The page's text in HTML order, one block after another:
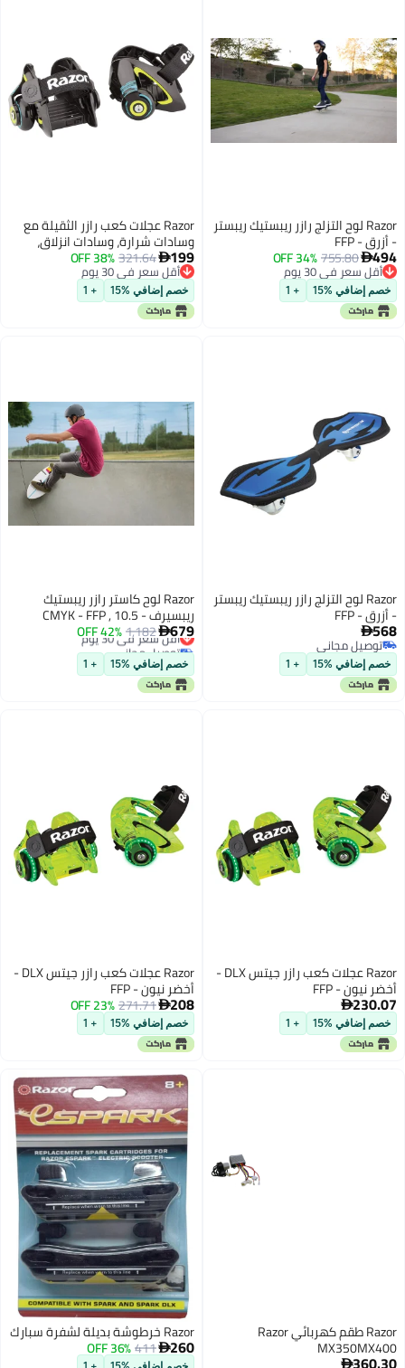
Razor لوح التزلج رازر ريبستيك ريبستر
- أزرق - FFP
494
755.80
34% OFF
أقل سعر في 30 يوم
أقل سعر في 30 يوم
خصم إضافي %15 + 1
Razor عجلات كعب رازر الثقيلة مع
وسادات شرارة، وسادات انزلاق،
أخضر
199
321.64
38% OFF
أقل سعر في 30 يوم
أقل سعر في 30 يوم
خصم إضافي %15 + 1
Razor لوح التزلج رازر ريبستيك ريبستر
- أزرق - FFP
568
توصيل مجاني
توصيل مجاني
خصم إضافي %15 + 1
Razor لوح كاستر رازر ريبستيك
ريبسيرف - CMYK - FFP , 10.5
679
1,182
42% OFFأقل سعر في 30 يوم
توصيل مجاني
أقل سعر في 30 يوم
خصم إضافي %15 + 1
Razor عجلات كعب رازر جيتس DLX -
أخضر نيون - FFP
230.07
خصم إضافي %15 + 1
Razor عجلات كعب رازر جيتس DLX -
أخضر نيون - FFP
208
271.71
23% OFF
خصم إضافي %15 + 1
Razor طقم كهربائي Razor
MX350MX400

Razor خرطوشة بديلة لشفرة سبارك
260
411
36% OFF